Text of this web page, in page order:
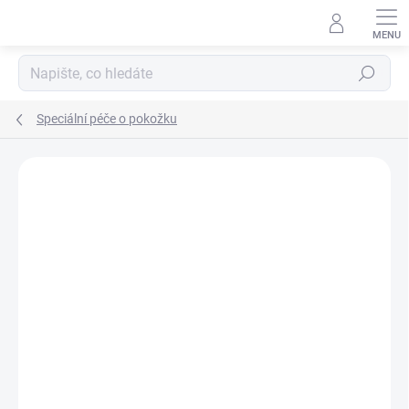
Hledat
Speciální péče o pokožku